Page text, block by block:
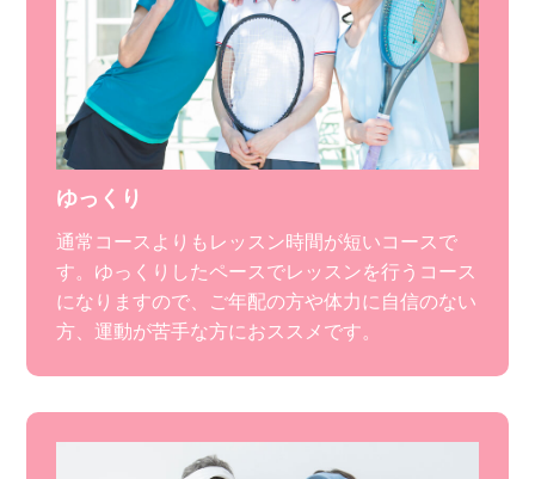
ゆっくり
通常コースよりもレッスン時間が短いコースで
す。ゆっくりしたペースでレッスンを行うコース
になりますので、ご年配の方や体力に自信のない
方、運動が苦手な方におススメです。